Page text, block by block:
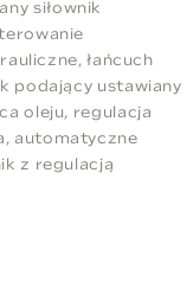
siłownik
łańcuch
podający ustawiany
oleju, regulacja
automatyczne
z regulacją